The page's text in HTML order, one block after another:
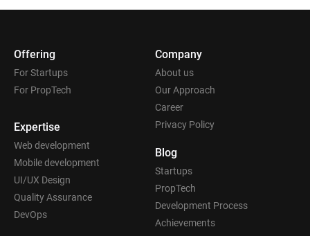
Offering
For Startups
For PropTech
Expertise
Web development
Mobile development
UI/UX Design
Quality Assurance
DevOps
Company
About us
Our Approach
Career
Privacy Policy
Blog
Startups
PropTech
Development Process
Achievements